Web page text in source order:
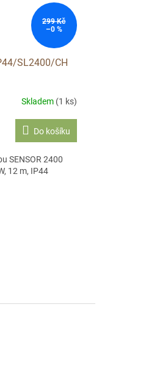
299 Kč
–0 %
SL2400/CH
Skladem (1 ks)
Do košíku
SENSOR 2400
12 m, IP44